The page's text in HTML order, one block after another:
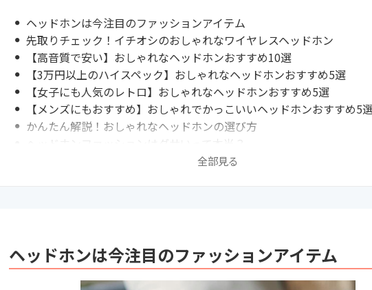
ヘッドホンは今注目のファッションアイテム
先取りチェック！イチオシのおしゃれなワイヤレスヘッドホン
【高音質で安い】おしゃれなヘッドホンおすすめ10選
【3万円以上のハイスペック】おしゃれなヘッドホンおすすめ5選
【女子にも人気のレトロ】おしゃれなヘッドホンおすすめ5選
【メンズにもおすすめ】おしゃれでかっこいいヘッドホンおすすめ5
かんたん解説！おしゃれなヘッドホンの選び方
ヘッドホンファッションはダサいって本当？
女子・メンズ必見！ヘッドホンのおしゃれな付け方とコーデ
全部見る
ヘッドホンは今注目のファッションアイテム